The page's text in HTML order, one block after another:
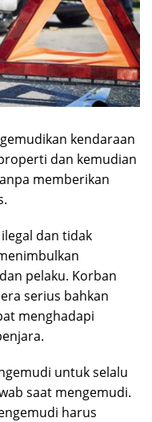
kendaraan
dan kemudian
memberikan
dan tidak
pelaku. Korban
serius bahkan
menghadapi
untuk selalu
saat mengemudi.
harus